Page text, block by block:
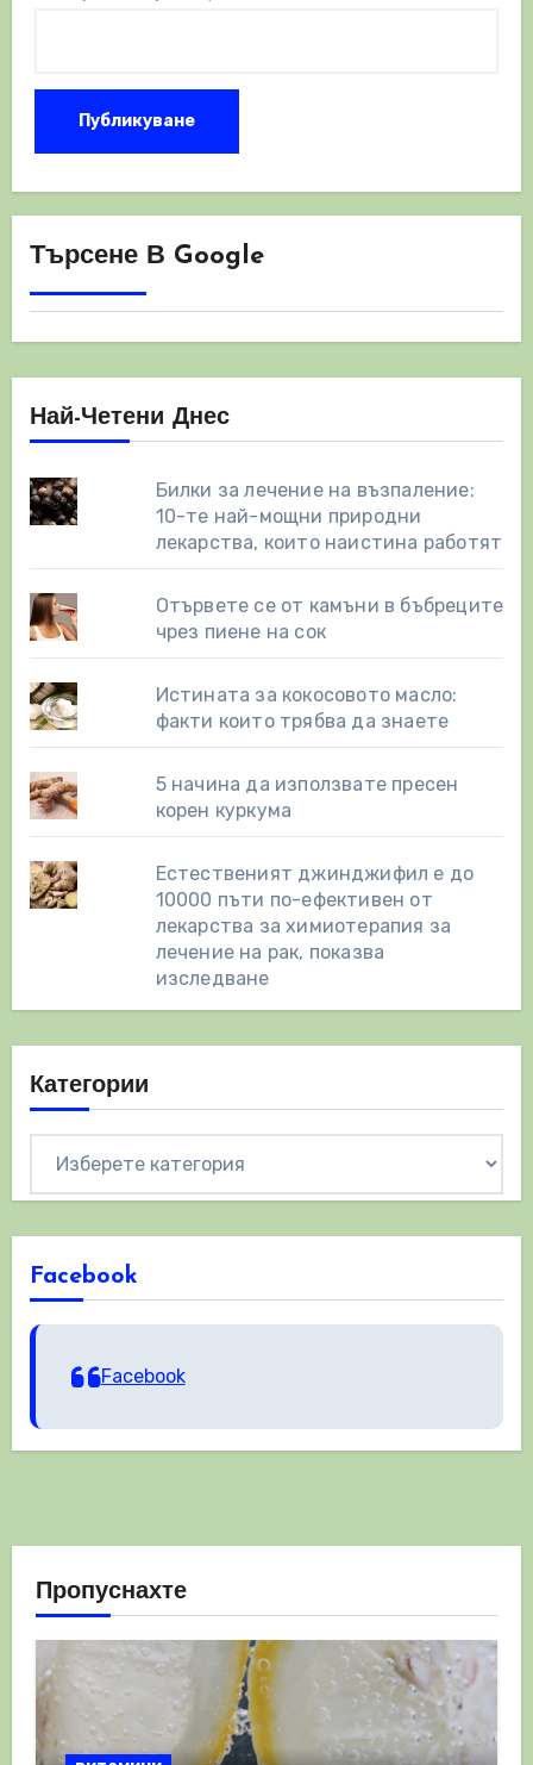
Търсене В Google
Най-Четени Днес
Билки за лечение на възпаление:
10-те най-мощни природни
лекарства, които наистина работят
Отървете се от камъни в бъбреците
чрез пиене на сок
Истината за кокосовото масло:
факти които трябва да знаете
5 начина да използвате пресен
корен куркума
Естественият джинджифил е до
10000 пъти по-ефективен от
лекарства за химиотерапия за
лечение на рак, показва
изследване
Категории
Facebook
Facebook
Пропуснахте